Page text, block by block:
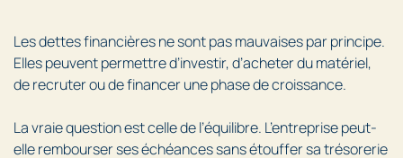
Les dettes financières ne sont pas mauvaises par principe.
Elles peuvent permettre d’investir, d’acheter du matériel,
de recruter ou de financer une phase de croissance.
La vraie question est celle de l’équilibre. L’entreprise peut-
elle rembourser ses échéances sans étouffer sa trésorerie